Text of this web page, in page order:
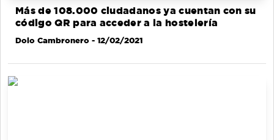
Más de 108.000 ciudadanos ya cuentan con su
código QR para acceder a la hostelería
Dolo Cambronero - 12/02/2021